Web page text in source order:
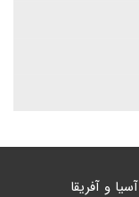
آسیا و آفریقا